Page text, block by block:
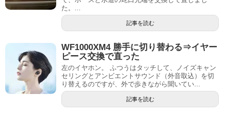
た。...
記事を読む
WF1000XM4 勝手に切り替わる⇒イヤー
ピース交換で直った
左のイヤホン。 ふつうはタッチして、ノイズキャン
セリングとアンビエントサウンド（外音取込）を切
り替えるのですが、外で歩きながら聞いてい...
記事を読む